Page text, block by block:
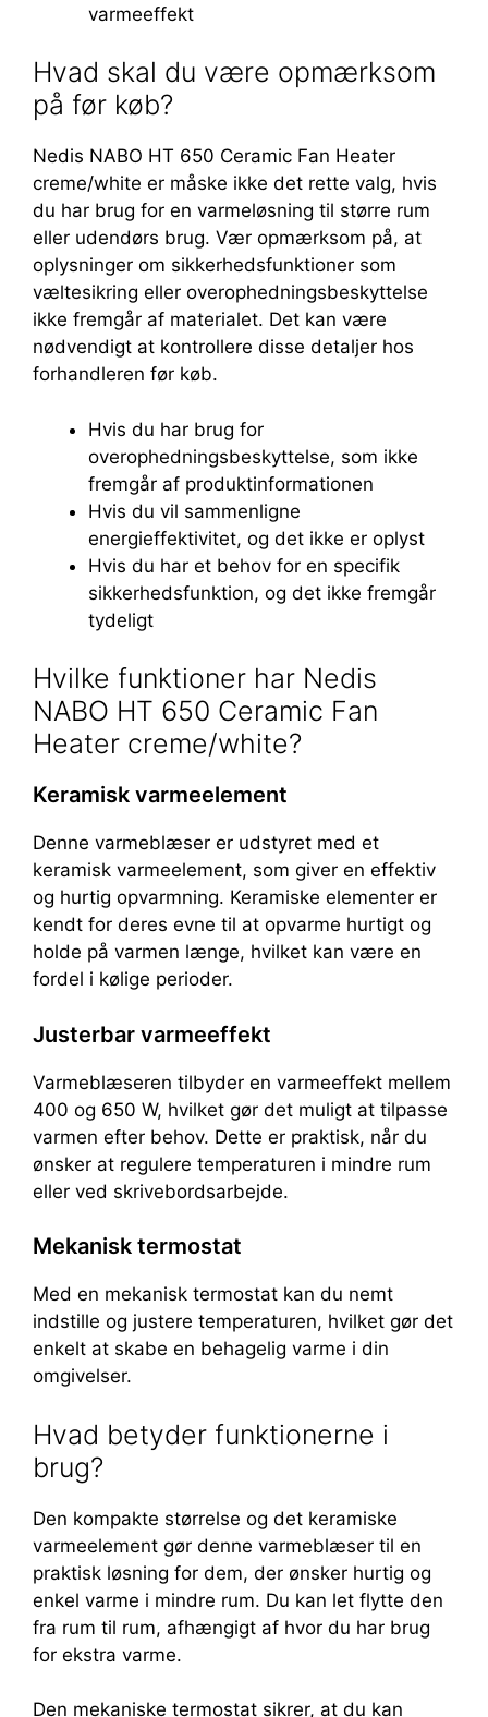
varmeeffekt
Hvad skal du være opmærksom
på før køb?
Nedis NABO HT 650 Ceramic Fan Heater
creme/white er måske ikke det rette valg, hvis
du har brug for en varmeløsning til større rum
eller udendørs brug. Vær opmærksom på, at
oplysninger om sikkerhedsfunktioner som
væltesikring eller overophedningsbeskyttelse
ikke fremgår af materialet. Det kan være
nødvendigt at kontrollere disse detaljer hos
forhandleren før køb.
Hvis du har brug for
overophedningsbeskyttelse, som ikke
fremgår af produktinformationen
Hvis du vil sammenligne
energieffektivitet, og det ikke er oplyst
Hvis du har et behov for en specifik
sikkerhedsfunktion, og det ikke fremgår
tydeligt
Hvilke funktioner har Nedis
NABO HT 650 Ceramic Fan
Heater creme/white?
Keramisk varmeelement
Denne varmeblæser er udstyret med et
keramisk varmeelement, som giver en effektiv
og hurtig opvarmning. Keramiske elementer er
kendt for deres evne til at opvarme hurtigt og
holde på varmen længe, hvilket kan være en
fordel i kølige perioder.
Justerbar varmeeffekt
Varmeblæseren tilbyder en varmeeffekt mellem
400 og 650 W, hvilket gør det muligt at tilpasse
varmen efter behov. Dette er praktisk, når du
ønsker at regulere temperaturen i mindre rum
eller ved skrivebordsarbejde.
Mekanisk termostat
Med en mekanisk termostat kan du nemt
indstille og justere temperaturen, hvilket gør det
enkelt at skabe en behagelig varme i din
omgivelser.
Hvad betyder funktionerne i
brug?
Den kompakte størrelse og det keramiske
varmeelement gør denne varmeblæser til en
praktisk løsning for dem, der ønsker hurtig og
enkel varme i mindre rum. Du kan let flytte den
fra rum til rum, afhængigt af hvor du har brug
for ekstra varme.
Den mekaniske termostat sikrer, at du kan